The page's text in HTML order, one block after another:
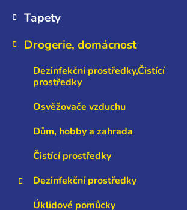
Tapety
Drogerie, domácnost
Dezinfekční prostředky,Čistící
prostředky
Osvěžovače vzduchu
Dům, hobby a zahrada
Čistící prostředky
Dezinfekční prostředky
Úklidové pomůcky